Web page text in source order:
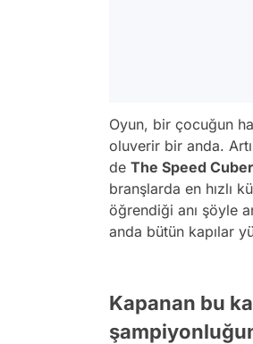
Oyun, bir çocuğun
oluverir bir anda.
de The Speed
branşlarda en hızlı
öğrendiği anı şöyle
anda bütün kapılar
Kapanan bu